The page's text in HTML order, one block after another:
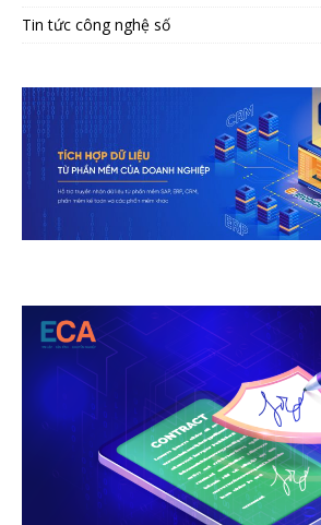
Tin tức công nghệ số